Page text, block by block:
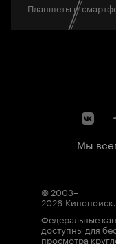
Планшеты и
Мы
© 2003–
2026 Кинопоиск.
Федеральные
доступны для
просмотра